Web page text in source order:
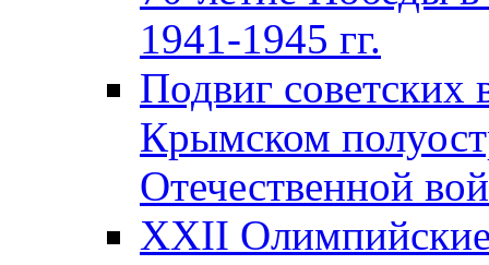
1941-1945 гг.
Подвиг советских
Крымском
Отечественной
XXII